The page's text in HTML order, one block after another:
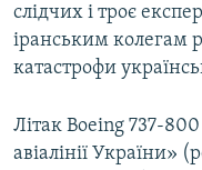
слідчих і троє
іранським колегам
катастрофи
Літак Boeing 737-
авіалінії України»